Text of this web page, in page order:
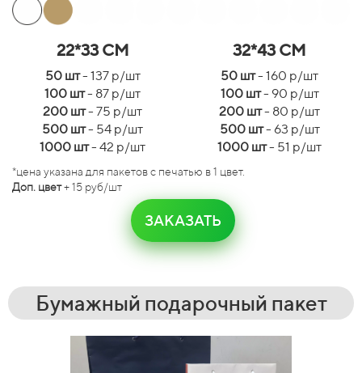
22*33 СМ
50 шт- 137 р/шт
100 шт- 87 р/шт
200 шт- 75 р/шт
500 шт- 54 р/шт
1000 шт- 42 р/шт
32*43 СМ
50 шт- 160 р/шт
100 шт- 90 р/шт
200 шт- 80 р/шт
500 шт- 63 р/шт
1000 шт- 51 р/шт
*цена указана для пакетов с печатью в 1 цвет.
Доп. цвет+ 15 руб/шт
ЗАКАЗАТЬ
Бумажный подарочный пакет